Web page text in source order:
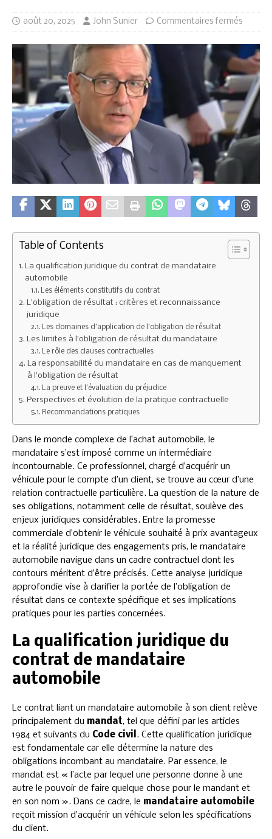
août 20, 2025 John Sunier Commentaires fermés
Table of Contents
La qualification juridique du contrat de mandataire
automobile
Les éléments constitutifs du contrat
L’obligation de résultat : critères et reconnaissance
juridique
Les domaines d’application de l’obligation de résultat
Les limites à l’obligation de résultat du mandataire
Le rôle des clauses contractuelles
La responsabilité du mandataire en cas de manquement
à l’obligation de résultat
La preuve et l’évaluation du préjudice
Perspectives et évolution de la pratique contractuelle
Recommandations pratiques
Dans le monde complexe de l’achat automobile, le
mandataire s’est imposé comme un intermédiaire
incontournable. Ce professionnel, chargé d’acquérir un
véhicule pour le compte d’un client, se trouve au cœur d’une
relation contractuelle particulière. La question de la nature de
ses obligations, notamment celle de résultat, soulève des
enjeux juridiques considérables. Entre la promesse
commerciale d’obtenir le véhicule souhaité à prix avantageux
et la réalité juridique des engagements pris, le mandataire
automobile navigue dans un cadre contractuel dont les
contours méritent d’être précisés. Cette analyse juridique
approfondie vise à clarifier la portée de l’obligation de
résultat dans ce contexte spécifique et ses implications
pratiques pour les parties concernées.
La qualification juridique du
contrat de mandataire
automobile
Le contrat liant un mandataire automobile à son client relève
principalement du mandat, tel que défini par les articles
1984 et suivants du Code civil . Cette qualification juridique
est fondamentale car elle détermine la nature des
obligations incombant au mandataire. Par essence, le
mandat est « l’acte par lequel une personne donne à une
autre le pouvoir de faire quelque chose pour le mandant et
en son nom ». Dans ce cadre, le mandataire automobile
reçoit mission d’acquérir un véhicule selon les spécifications
du client.